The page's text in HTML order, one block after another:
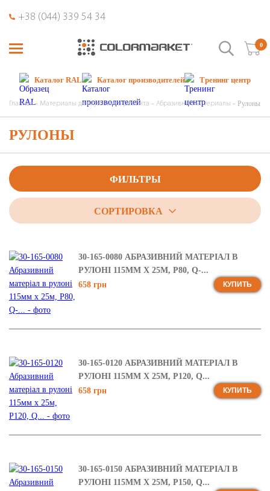
+38 (044) 339 54 34
0
Каталог RAL Каталог производителей Тренинг центр
Главная Материалы для кузовного ремонта Абразивные материалы Рулоны
РУЛОНЫ
ФИЛЬТРЫ
СОРТИРОВКА
30-165-0080 АБРАЗИВНИЙ МАТЕРІАЛ В
РУЛОНІ 115ММ Х 25М, Р80, Q-...
658 грн
КУПИТЬ
30-165-0120 АБРАЗИВНИЙ МАТЕРІАЛ В
РУЛОНІ 115ММ Х 25М, Р120, Q...
658 грн
КУПИТЬ
30-165-0150 АБРАЗИВНИЙ МАТЕРІАЛ В
РУЛОНІ 115ММ Х 25М, Р150, Q...